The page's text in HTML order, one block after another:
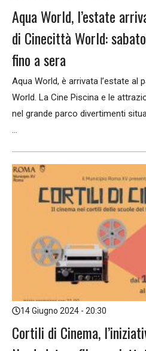
Aqua World, l’estate
di Cinecittà World:
fino a sera
Aqua World, è arrivata l’estate al
World. La Cine Piscina e le
nel grande parco divertimenti
...
14 Giugno 2024 - 20:30
Cortili di Cinema,